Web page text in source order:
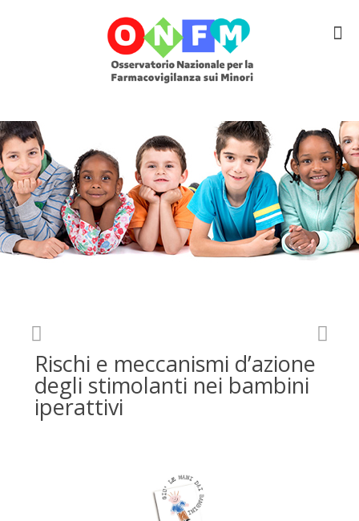
Rischi e meccanismi d’azione
degli stimolanti nei bambini
iperattivi